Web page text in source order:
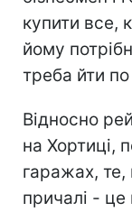
купити все,
йому
треба йти
Відносно
на Хортиці,
гаражах,
причалі -